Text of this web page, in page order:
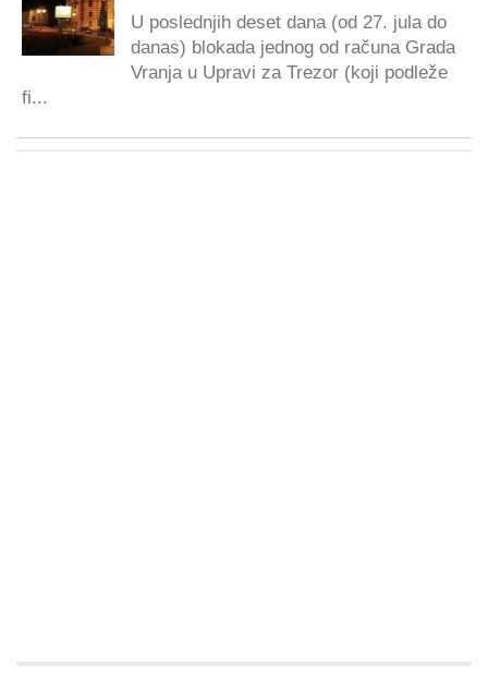
U poslednjih deset dana (od 27. jula do
danas) blokada jednog od računa Grada
Vranja u Upravi za Trezor (koji podleže
fi...